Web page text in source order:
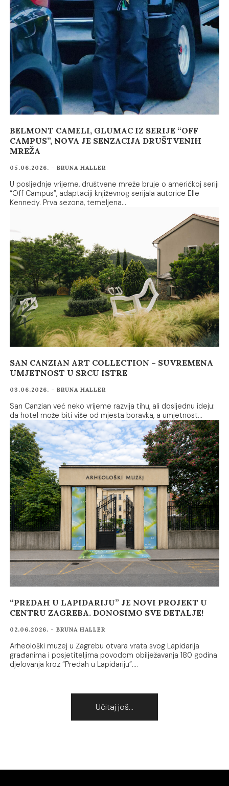
BELMONT CAMELI, GLUMAC IZ SERIJE “OFF
CAMPUS”, NOVA JE SENZACIJA DRUŠTVENIH
MREŽA
05.06.2026. - BRUNA HALLER
U posljednje vrijeme, društvene mreže bruje o američkoj seriji
“Off Campus”, adaptaciji književnog serijala autorice Elle
Kennedy. Prva sezona, temeljena…
SAN CANZIAN ART COLLECTION – SUVREMENA
UMJETNOST U SRCU ISTRE
03.06.2026. - BRUNA HALLER
San Canzian već neko vrijeme razvija tihu, ali dosljednu ideju:
da hotel može biti više od mjesta boravka, a umjetnost…
“PREDAH U LAPIDARIJU” JE NOVI PROJEKT U
CENTRU ZAGREBA. DONOSIMO SVE DETALJE!
02.06.2026. - BRUNA HALLER
Arheološki muzej u Zagrebu otvara vrata svog Lapidarija
građanima i posjetiteljima povodom obilježavanja 180 godina
djelovanja kroz “Predah u Lapidariju”.…
Učitaj još...